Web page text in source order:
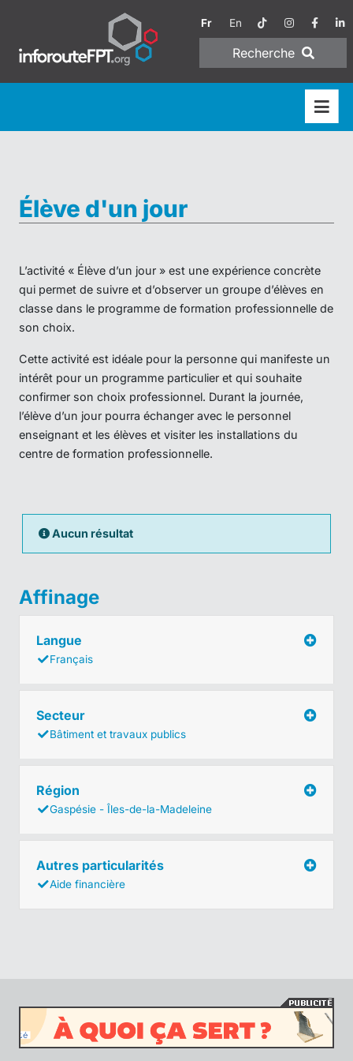
Fr En
Recherche
Élève d'un jour
L’activité « Élève d’un jour » est une expérience concrète
qui permet de suivre et d’observer un groupe d’élèves en
classe dans le programme de formation professionnelle de
son choix.
Cette activité est idéale pour la personne qui manifeste un
intérêt pour un programme particulier et qui souhaite
confirmer son choix professionnel. Durant la journée,
l’élève d’un jour pourra échanger avec le personnel
enseignant et les élèves et visiter les installations du
centre de formation professionnelle.
Aucun résultat
Affinage
Langue
Français
Secteur
Bâtiment et travaux publics
Région
Gaspésie - Îles-de-la-Madeleine
Autres particularités
Aide financière